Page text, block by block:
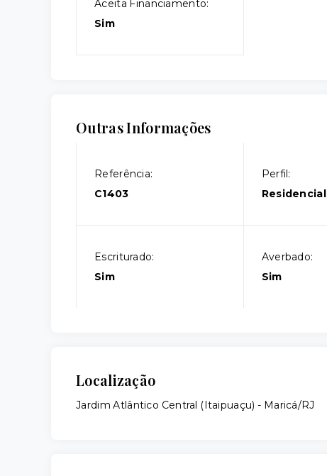
Aceita Financiamento:
Sim
Outras Informações
Referência:
C1403
Perfil:
Residencial
Escriturado:
Sim
Averbado:
Sim
Localização
Jardim Atlântico Central (Itaipuaçu) - Maricá/RJ